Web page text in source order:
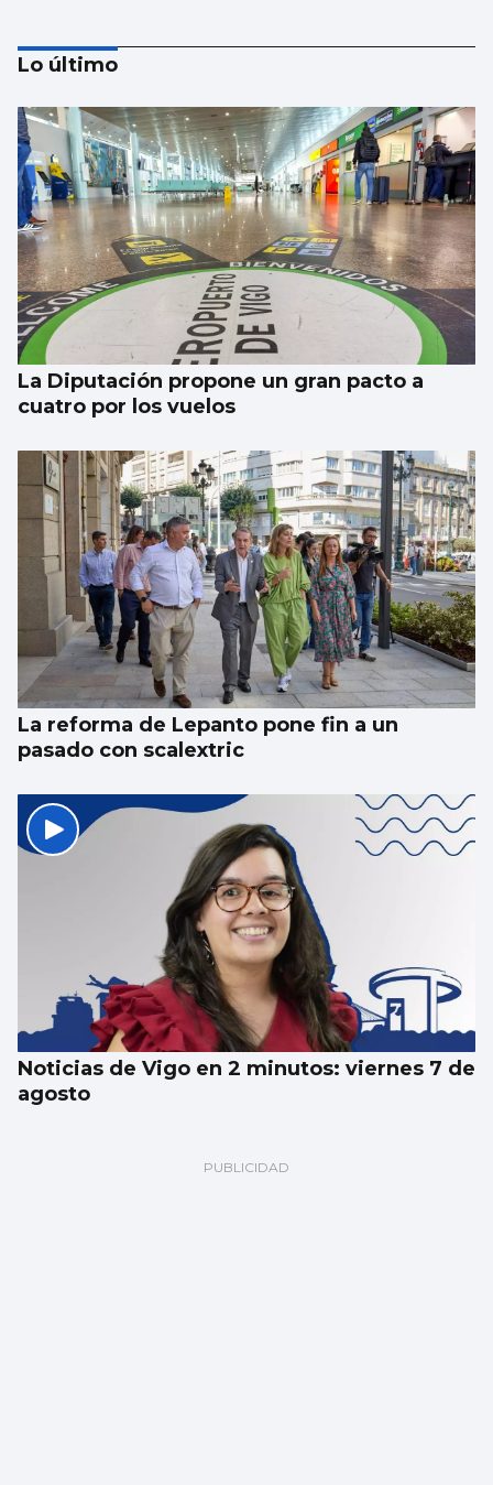
Luis Del Val
Las mafias trabajan gratis
Lo último
La Diputación propone un gran pacto a
cuatro por los vuelos
La reforma de Lepanto pone fin a un
pasado con scalextric
Noticias de Vigo en 2 minutos: viernes 7 de
agosto